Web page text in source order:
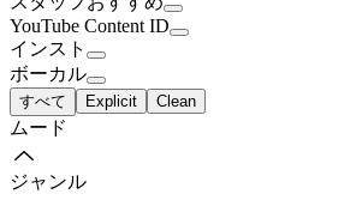
YouTube Content ID
インスト
ボーカル
すべて Explicit Clean
ムード
ジャンル